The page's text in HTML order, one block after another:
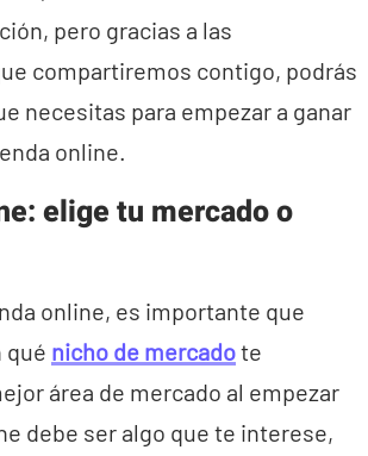
pero gracias a las
compartiremos contigo, podrás
necesitas para empezar a ganar
online.
elige tu mercado o
online, es importante que
qué nicho de mercadote
área de mercado al empezar
debe ser algo que te interese,